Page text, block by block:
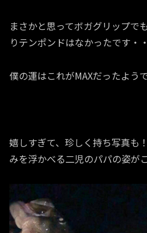
まさかと思ってボガグリップで
りテンポンドはなかったです・
僕の運はこれがMAXだったよう
嬉しすぎて、珍しく持ち写真も
みを浮かべる二児のパパの姿が